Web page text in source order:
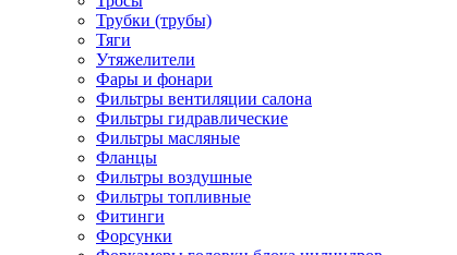
Трубки (трубы)
Тяги
Утяжелители
Фары и фонари
Фильтры вентиляции салона
Фильтры гидравлические
Фильтры масляные
Фланцы
Фильтры воздушные
Фильтры топливные
Фитинги
Форсунки